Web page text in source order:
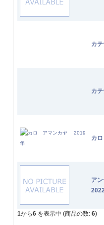
カ
カ
カ
ア
1から6 を表示中 (商品の数: 6)